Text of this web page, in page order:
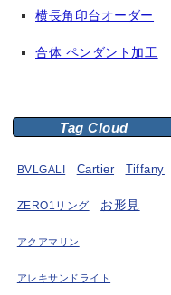
横長角印台オーダー
合体 ペンダント加工
Tag Cloud
BVLGALI Cartier Tiffany
ZERO1リング お形見
アクアマリン
アレキサンドライト